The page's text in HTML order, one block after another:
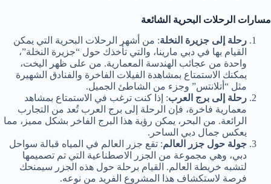
مسارات الرحلات البحرية الشائعة
رحلة إلى جزيرة النخلة: من أشهر الرحلات البحرية التي يمكن
القيام بها في دبي مارينا، والتي تأخذك حول “جزيرة النخلة”،
واحدة من عجائب الهندسة المعمارية. من على ظهر اليخت،
يمكنك الاستمتاع بمشاهدة الفيلات الفاخرة والفنادق الشهيرة
مثل “أتلانتس” وجزء من الشاطئ الجميل.
رحلة إلى برج العرب: إذا كنت ترغب في الاستمتاع بمشاهد
معمارية فاخرة، فإن الرحلة إلى برج العرب تُعد من التجارب
الرائعة. من البحر، يمكن رؤية هذا البرج الفاخر بشكل مميز، مما
يعكس جمال دبي الساحر.
جولة حول جزر العالم: تقع جزر العالم في المياه قبالة سواحل
دبي، وهي مجموعة من الجزر الاصطناعية التي تم تصميمها
لتشبه خريطة العالم. القيام برحلة حول هذه الجزر سيمنحك
فرصة لاستكشاف هذا المشروع الفريد من نوعه.